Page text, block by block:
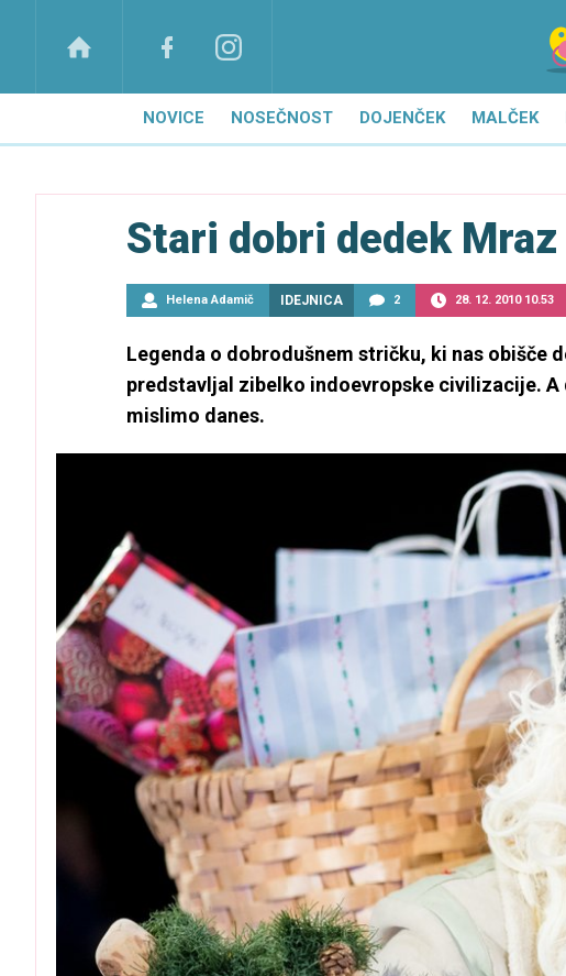
NOVICE NOSEČNOST DOJENČEK MALČEK
Stari dobri dedek Mraz
Helena Adamič IDEJNICA 2 28. 12. 2010 10.53
Legenda o dobrodušnem stričku, ki nas obišče
predstavljal zibelko indoevropske civilizacije.
mislimo danes.